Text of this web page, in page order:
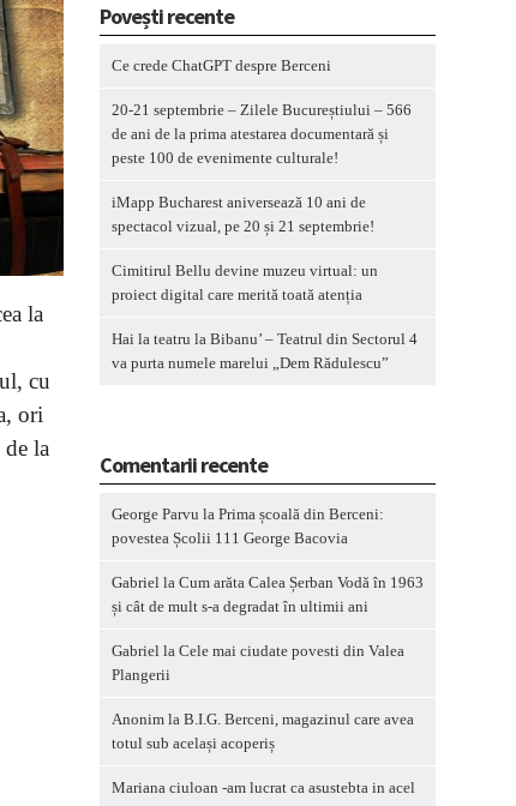
la
cu
ori
la
Povești recente
Ce crede ChatGPT despre Berceni
20-21 septembrie – Zilele Bucureștiului – 566
de ani de la prima atestarea documentară și
peste 100 de evenimente culturale!
iMapp Bucharest aniversează 10 ani de
spectacol vizual, pe 20 și 21 septembrie!
Cimitirul Bellu devine muzeu virtual: un
proiect digital care merită toată atenția
Hai la teatru la Bibanu’ – Teatrul din Sectorul 4
va purta numele marelui „Dem Rădulescu”
Comentarii recente
George Parvu la Prima școală din Berceni:
povestea Școlii 111 George Bacovia
Gabriel la Cum arăta Calea Șerban Vodă în 1963
și cât de mult s-a degradat în ultimii ani
Gabriel la Cele mai ciudate povesti din Valea
Plangerii
Anonim la B.I.G. Berceni, magazinul care avea
totul sub același acoperiș
Mariana ciuloan -am lucrat ca asustebta in acel